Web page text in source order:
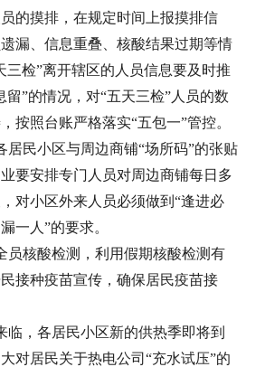
的摸排，在规定时间上报摸排信
漏、信息重叠、核酸结果过期等情
三检”离开辖区的人员信息要及时推
留”的情况，对“五天三检”人员的数
按照台账严格落实“五包一”管控。
居民小区与周边商铺“场所码”的张贴
要安排专门人员对周边商铺每日多
对小区外来人员必须做到“逢进必
一人”的要求。
员核酸检测，利用假期核酸检测有
接种疫苗宣传，确保居民疫苗接
临，各居民小区新的供热季即将到
对居民关于热电公司“充水试压”的